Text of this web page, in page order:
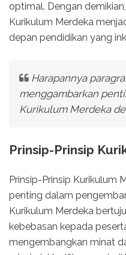
optimal. Dengan
Kurikulum Merdeka
depan pendidikan yang
Harapannya
menggambarkan
Kurikulum Merdeka
Prinsip-Prinsip
Prinsip-Prinsip Kurikulum
penting dalam
Kurikulum Merdeka
kebebasan kepada
mengembangkan minat